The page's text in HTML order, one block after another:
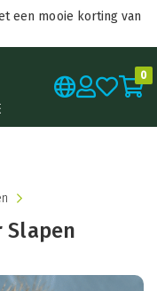
een mooie korting van
0